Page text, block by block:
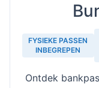
FYSIEKE PASSEN
INBEGREPEN
Ontdek